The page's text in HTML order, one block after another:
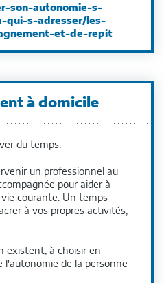
son-autonomie-s-
qui-s-adresser/les-
et-de-repit
à domicile
du temps.
un professionnel au
pour aider à
courante. Un temps
à vos propres activités,
existent, à choisir en
l'autonomie de la personne